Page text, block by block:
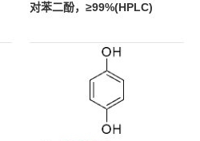
对苯二酚，≥99%(HPLC)